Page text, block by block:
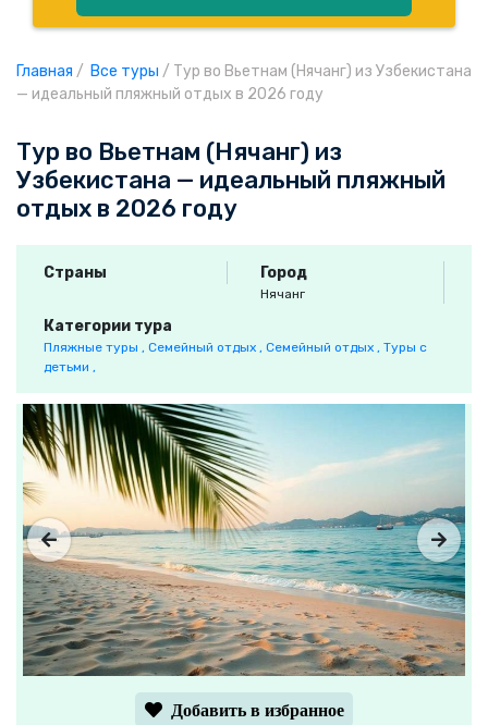
Главная / Все туры / Тур во Вьетнам (Нячанг) из Узбекистана
— идеальный пляжный отдых в 2026 году
Тур во Вьетнам (Нячанг) из
Узбекистана — идеальный пляжный
отдых в 2026 году
Страны Город
Нячанг
Категории тура
Пляжные туры , Семейный отдых , Семейный отдых , Туры с
детьми ,
Добавить в избранное